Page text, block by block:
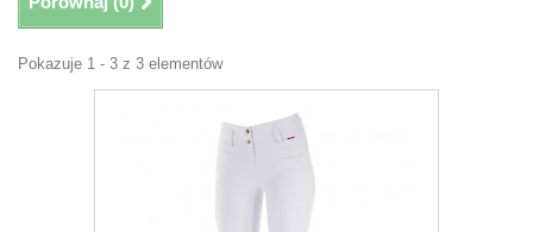
Pokazuje 1 - 3 z 3 elementów